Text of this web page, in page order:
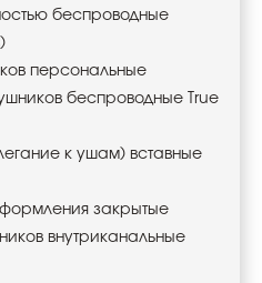
беспроводные
персональные
беспроводные True
к ушам) вставные
закрытые
внутриканальные